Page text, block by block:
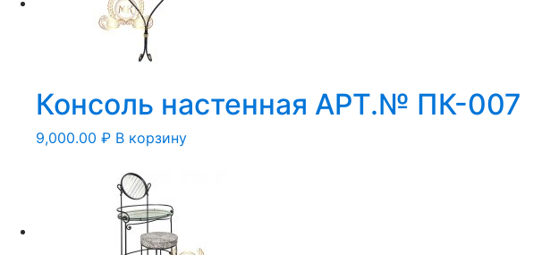
Консоль настенная АРТ.№ ПК-007
9,000.00 ₽ В корзину